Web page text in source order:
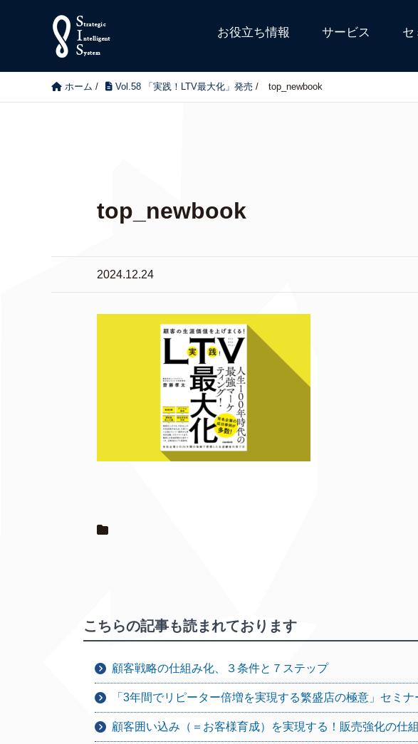
お役立ち情報 サービス セ
ホーム / Vol.58 「実践！LTV最大化」発売 / top_newbook
top_newbook
2024.12.24
こちらの記事も読まれております
顧客戦略の仕組み化、３条件と７ステップ
「3年間でリピーター倍増を実現する繁盛店の極意」セミナ
顧客囲い込み（＝お客様育成）を実現する！販売強化の仕